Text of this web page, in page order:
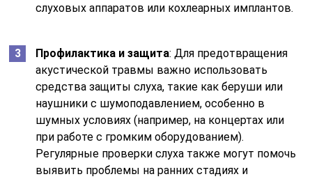
слуховых аппаратов или кохлеарных имплантов.
Профилактика и защита: Для предотвращения
акустической травмы важно использовать
средства защиты слуха, такие как беруши или
наушники с шумоподавлением, особенно в
шумных условиях (например, на концертах или
при работе с громким оборудованием).
Регулярные проверки слуха также могут помочь
выявить проблемы на ранних стадиях и